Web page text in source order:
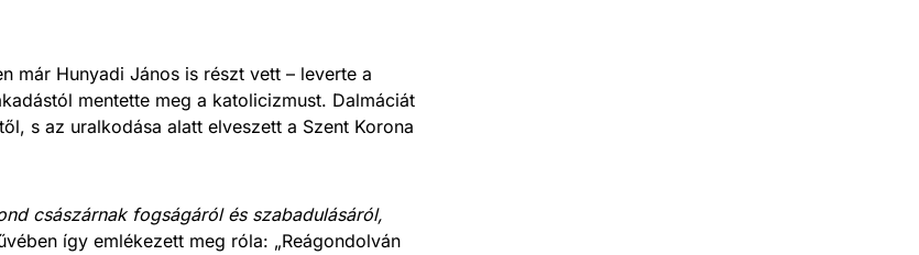
már Hunyadi János is részt vett – leverte a
mentette meg a katolicizmust. Dalmáciát
s az uralkodása alatt elveszett a Szent Korona
császárnak fogságáról és szabadulásáról,
így emlékezett meg róla: „Reágondolván